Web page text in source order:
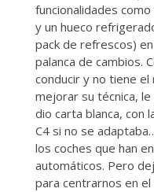
funcionalidades
y un hueco
pack de refrescos)
palanca de cambios.
conducir y no tiene
mejorar su técnica,
dio carta blanca, con
C4 si no se
los coches que han
automáticos. Pero
para centrarnos en el